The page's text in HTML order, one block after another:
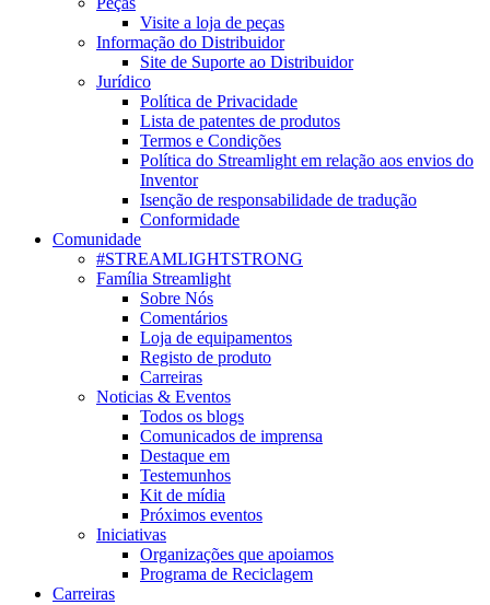
Visite a loja de peças
Informação do Distribuidor
Site de Suporte ao Distribuidor
Jurídico
Política de Privacidade
Lista de patentes de produtos
Termos e Condições
Política do Streamlight em relação aos envios do
Inventor
Isenção de responsabilidade de tradução
Conformidade
Comunidade
#STREAMLIGHTSTRONG
Família Streamlight
Sobre Nós
Comentários
Loja de equipamentos
Registo de produto
Carreiras
Noticias & Eventos
Todos os blogs
Comunicados de imprensa
Destaque em
Testemunhos
Kit de mídia
Próximos eventos
Iniciativas
Organizações que apoiamos
Programa de Reciclagem
Carreiras